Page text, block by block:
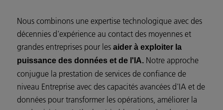
Nous combinons une expertise technologique avec des
décennies d'expérience au contact des moyennes et
grandes entreprises pour les aider à exploiter la
puissance des données et de l'IA. Notre approche
conjugue la prestation de services de confiance de
niveau Entreprise avec des capacités avancées d'IA et de
données pour transformer les opérations, améliorer la